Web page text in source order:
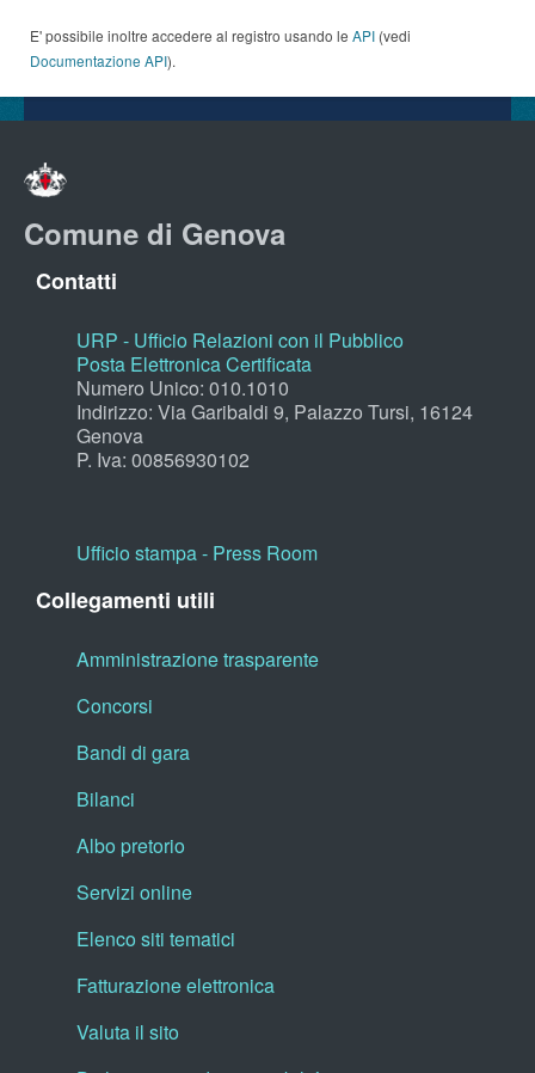
E' possibile inoltre accedere al registro usando le API (vedi
Documentazione API).
Comune di Genova
Contatti
URP - Ufficio Relazioni con il Pubblico
Posta Elettronica Certificata
Numero Unico: 010.1010
Indirizzo: Via Garibaldi 9, Palazzo Tursi, 16124
Genova
P. Iva: 00856930102
Ufficio stampa - Press Room
Collegamenti utili
Amministrazione trasparente
Concorsi
Bandi di gara
Bilanci
Albo pretorio
Servizi online
Elenco siti tematici
Fatturazione elettronica
Valuta il sito